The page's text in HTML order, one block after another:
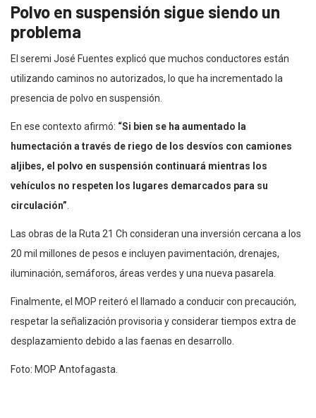
Polvo en suspensión sigue siendo un
problema
El seremi José Fuentes explicó que muchos conductores están
utilizando caminos no autorizados, lo que ha incrementado la
presencia de polvo en suspensión.
En ese contexto afirmó: “Si bien se ha aumentado la
humectación a través de riego de los desvíos con camiones
aljibes, el polvo en suspensión continuará mientras los
vehículos no respeten los lugares demarcados para su
circulación”
Las obras de la Ruta 21 Ch consideran una inversión cercana a los
20 mil millones de pesos e incluyen pavimentación, drenajes,
iluminación, semáforos, áreas verdes y una nueva pasarela.
Finalmente, el MOP reiteró el llamado a conducir con precaución,
respetar la señalización provisoria y considerar tiempos extra de
desplazamiento debido a las faenas en desarrollo.
Foto: MOP Antofagasta.